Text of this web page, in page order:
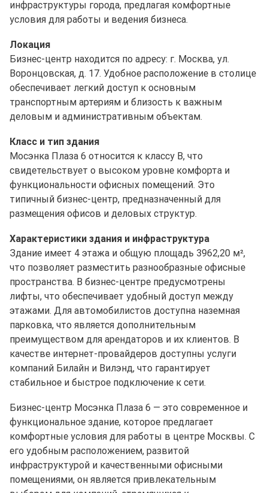
инфраструктуры города, предлагая комфортные
условия для работы и ведения бизнеса.
Локация
Бизнес-центр находится по адресу: г. Москва, ул.
Воронцовская, д. 17. Удобное расположение в столице
обеспечивает легкий доступ к основным
транспортным артериям и близость к важным
деловым и административным объектам.
Класс и тип здания
Мосэнка Плаза 6 относится к классу B, что
свидетельствует о высоком уровне комфорта и
функциональности офисных помещений. Это
типичный бизнес-центр, предназначенный для
размещения офисов и деловых структур.
Характеристики здания и инфраструктура
Здание имеет 4 этажа и общую площадь 3962,20 м²,
что позволяет разместить разнообразные офисные
пространства. В бизнес-центре предусмотрены
лифты, что обеспечивает удобный доступ между
этажами. Для автомобилистов доступна наземная
парковка, что является дополнительным
преимуществом для арендаторов и их клиентов. В
качестве интернет-провайдеров доступны услуги
компаний Билайн и Вилэнд, что гарантирует
стабильное и быстрое подключение к сети.
Бизнес-центр Мосэнка Плаза 6 — это современное и
функциональное здание, которое предлагает
комфортные условия для работы в центре Москвы. С
его удобным расположением, развитой
инфраструктурой и качественными офисными
помещениями, он является привлекательным